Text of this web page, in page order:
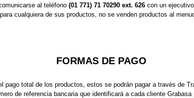
al teléfono (01 771) 71 70290 ext. 626 con un
cualquiera de sus productos, no se venden productos al
FORMAS DE PAGO
pago total de los productos, estos se podrán pagar a través de
de referencia bancaria que identificará a cada cliente